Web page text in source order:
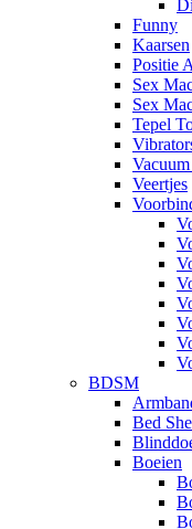
Funny
Kaarsen
Positie
Sex
Sex
Tepel
Veertjes
BDSM
Bed
Boeien